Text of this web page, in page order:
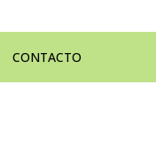
CONTACTO